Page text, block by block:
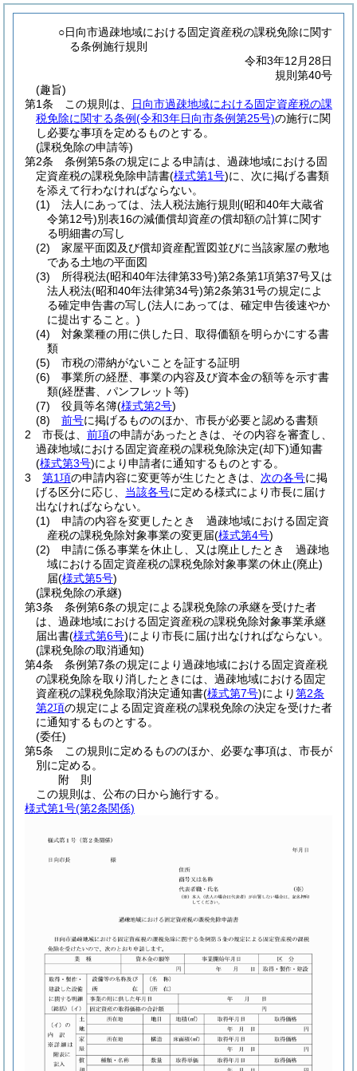
○日向市過疎地域における固定資産税の課税免除に関す
る条例施行規則
令和3年12月28日
規則第40号
(趣旨)
第1条
この規則は、
日向市過疎地域における固定資産税の課
税免除に関する条例(令和3年日向市条例第25号)の施行に関
し必要な事項を定めるものとする。
(課税免除の申請等)
第2条
条例第5条の規定による申請は、過疎地域における固
定資産税の課税免除申請書(様式第1号)に、次に掲げる書類
を添えて行わなければならない。
(1)
法人にあっては、法人税法施行規則 (昭和40年大蔵省
令第12号)別表16の減価償却資産の償却額の計算に関す
る明細書の写し
(2)
家屋平面図及び償却資産配置図並びに当該家屋の敷地
である土地の平面図
(3)
所得税法(昭和40年法律第33号)第2条第1項第37号又は
法人税法(昭和40年法律第34号)第2条第31号の規定によ
る確定申告書の写し(法人にあっては、確定申告後速やか
に提出すること。)
(4)
対象業種の用に供した日、取得価額を明らかにする書
類
(5)
市税の滞納がないことを証する証明
(6)
事業所の経歴、事業の内容及び資本金の額等を示す書
類(経歴書、パンフレット等)
(7)
役員等名簿(様式第2号)
(8)
前号に掲げるもののほか、市長が必要と認める書類
2
市長は、 前項の申請があったときは、その内容を審査し、
過疎地域における固定資産税の課税免除決定(却下)通知書
(様式第3号)により申請者に通知するものとする。
3
第1項の申請内容に変更等が生じたときは、 次の各号に掲
げる区分に応じ、 当該各号に定める様式により市長に届け
出なければならない。
(1)
申請の内容を変更したとき 過疎地域における固定資
産税の課税免除対象事業の変更届(様式第4号)
(2)
申請に係る事業を休止し、又は廃止したとき 過疎地
域における固定資産税の課税免除対象事業の休止(廃止)
届(様式第5号)
(課税免除の承継)
第3条
条例第6条の規定による課税免除の承継を受けた者
は、過疎地域における固定資産税の課税免除対象事業承継
届出書(様式第6号)により市長に届け出なければならない。
(課税免除の取消通知)
第4条
条例第7条の規定により過疎地域における固定資産税
の課税免除を取り消したときには、過疎地域における固定
資産税の課税免除取消決定通知書(様式第7号)により第2条
第2項の規定による固定資産税の課税免除の決定を受けた者
に通知するものとする。
(委任)
第5条
この規則に定めるもののほか、必要な事項は、市長が
別に定める。
附 則
この規則は、公布の日から施行する。
様式第1号(第2条関係)